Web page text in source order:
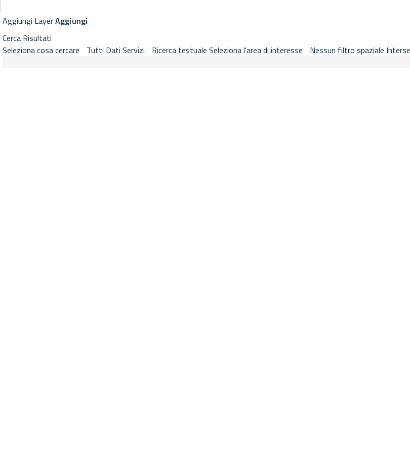
GeoViewer RNDT
Visualizzatore cartografico RNDT con strumenti di selezione layer, ricerca metadati, basemap, legenda, segnalibri,
Aggiungi LayerAggiungi
Cerca Risultati
Seleziona cosa cercare
Tutti Dati Servizi Ricerca testuale Seleziona l'area di interesse Nessun filtro spaziale